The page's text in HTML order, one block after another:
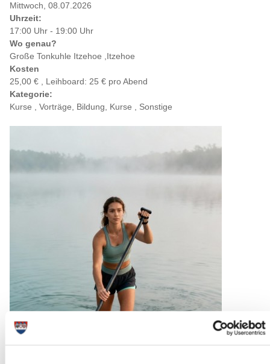
Mittwoch, 08.07.2026
Uhrzeit:
17:00 Uhr - 19:00 Uhr
Wo genau?
Große Tonkuhle Itzehoe ,Itzehoe
Kosten
25,00 € , Leihboard: 25 € pro Abend
Kategorie:
Kurse , Vorträge, Bildung, Kurse , Sonstige